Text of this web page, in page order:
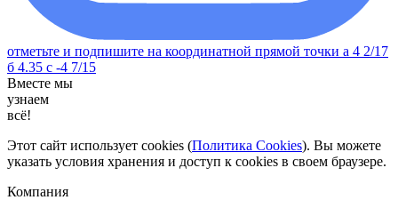
отметьте и подпишите на координатной прямой точки а 4 2/17
б 4.35 с -4 7/15
Вместе мы
узнаем
всё!
Этот сайт использует cookies (Политика Cookies). Вы можете
указать условия хранения и доступ к cookies в своем браузере.
Компания